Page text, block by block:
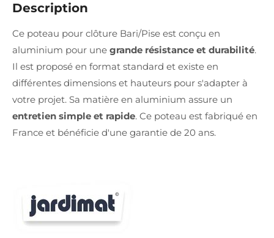
Description
Ce poteau pour clôture Bari/Pise est conçu en
aluminium pour une grande résistance et durabilité.
Il est proposé en format standard et existe en
différentes dimensions et hauteurs pour s'adapter à
votre projet. Sa matière en aluminium assure un
entretien simple et rapide. Ce poteau est fabriqué en
France et bénéficie d'une garantie de 20 ans.